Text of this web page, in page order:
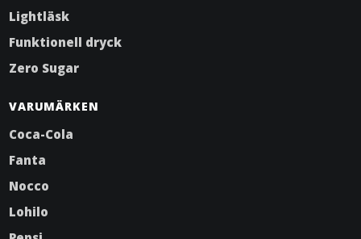
Lightläsk
Funktionell dryck
Zero Sugar
VARUMÄRKEN
Coca-Cola
Fanta
Nocco
Lohilo